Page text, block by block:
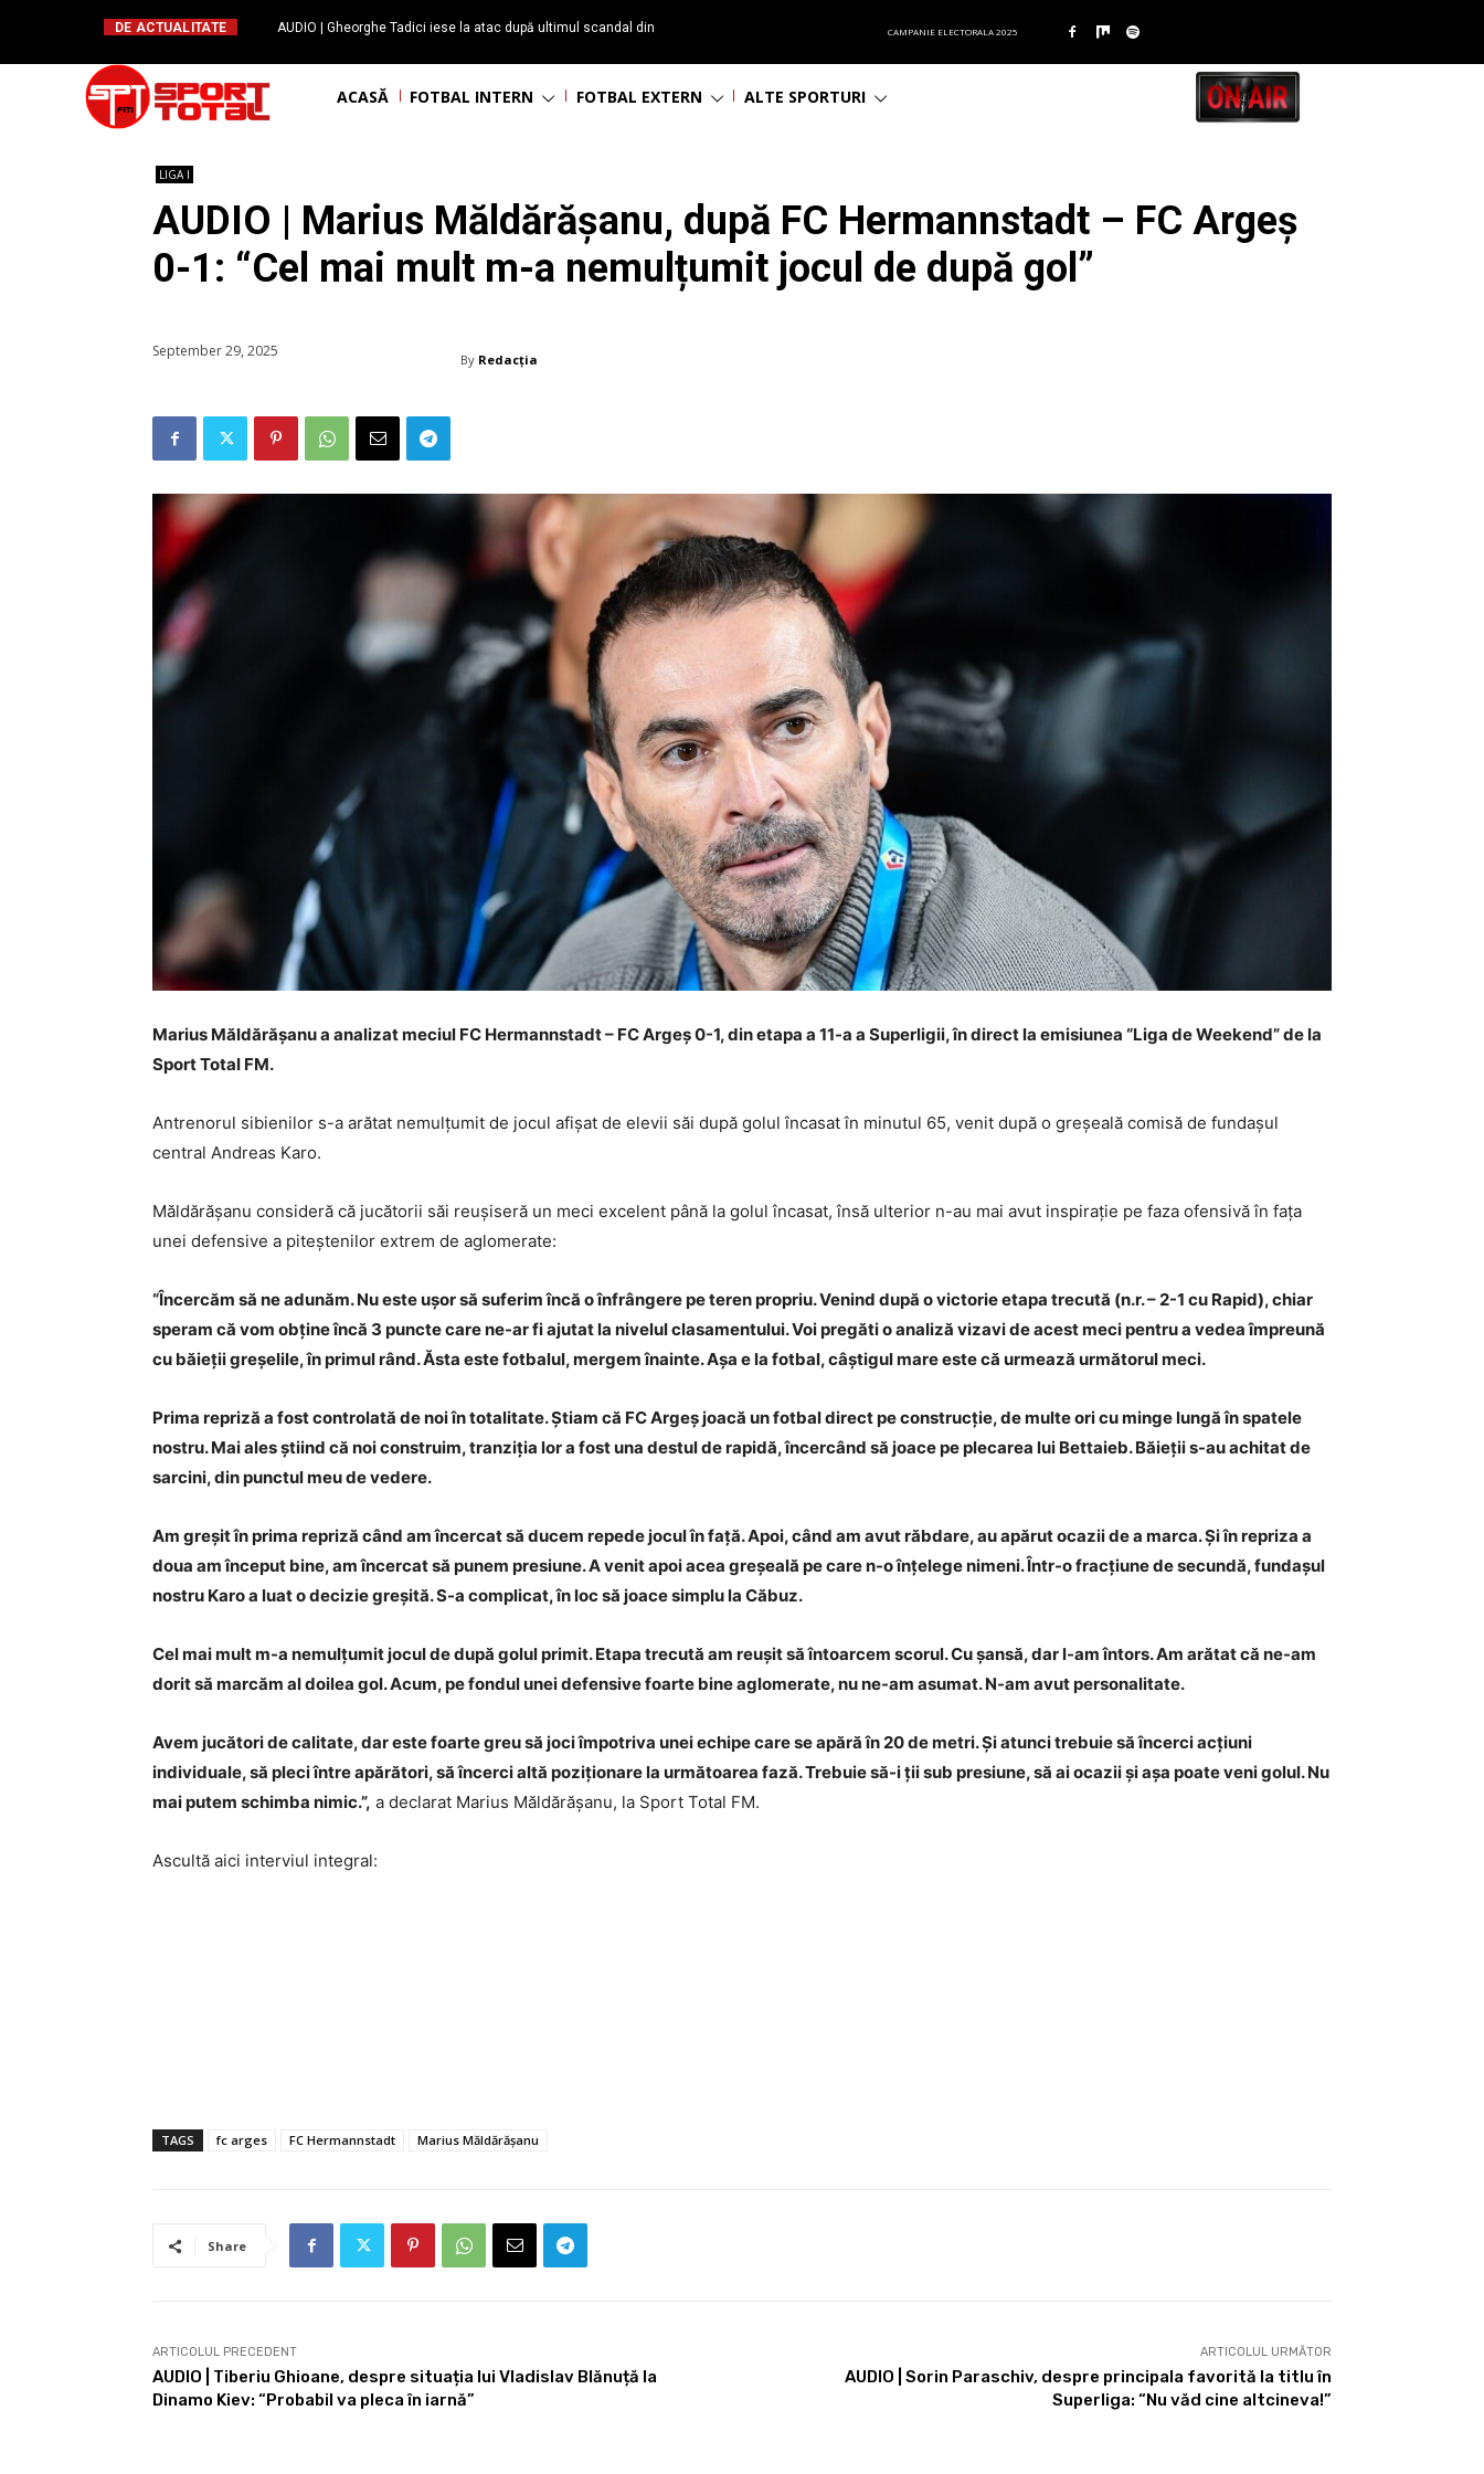
DE ACTUALITATE
AUDIO | Gheorghe Tadici iese la atac după ultimul scandal din
CAMPANIE ELECTORALA 2025
ACASĂ FOTBAL INTERN FOTBAL EXTERN ALTE SPORTURI
LIGA I
AUDIO | Marius Măldărășanu, după FC Hermannstadt – FC Argeș
0-1: “Cel mai mult m-a nemulțumit jocul de după gol”
September 29, 2025 By Redacția
Marius Măldărășanu a analizat meciul FC Hermannstadt – FC Argeș 0-1, din etapa a 11-a a Superligii, în direct la emisiunea “Liga de Weekend” de la
Sport Total FM.
Antrenorul sibienilor s-a arătat nemulțumit de jocul afișat de elevii săi după golul încasat în minutul 65, venit după o greșeală comisă de fundașul
central Andreas Karo.
Măldărășanu consideră că jucătorii săi reușiseră un meci excelent până la golul încasat, însă ulterior n-au mai avut inspirație pe faza ofensivă în fața
unei defensive a piteștenilor extrem de aglomerate:
“Încercăm să ne adunăm. Nu este ușor să suferim încă o înfrângere pe teren propriu. Venind după o victorie etapa trecută (n.r. – 2-1 cu Rapid), chiar
speram că vom obține încă 3 puncte care ne-ar fi ajutat la nivelul clasamentului. Voi pregăti o analiză vizavi de acest meci pentru a vedea împreună
cu băieții greșelile, în primul rând. Ăsta este fotbalul, mergem înainte. Așa e la fotbal, câștigul mare este că urmează următorul meci.
Prima repriză a fost controlată de noi în totalitate. Știam că FC Argeș joacă un fotbal direct pe construcție, de multe ori cu minge lungă în spatele
nostru. Mai ales știind că noi construim, tranziția lor a fost una destul de rapidă, încercând să joace pe plecarea lui Bettaieb. Băieții s-au achitat de
sarcini, din punctul meu de vedere.
Am greșit în prima repriză când am încercat să ducem repede jocul în față. Apoi, când am avut răbdare, au apărut ocazii de a marca. Și în repriza a
doua am început bine, am încercat să punem presiune. A venit apoi acea greșeală pe care n-o înțelege nimeni. Într-o fracțiune de secundă, fundașul
nostru Karo a luat o decizie greșită. S-a complicat, în loc să joace simplu la Căbuz.
Cel mai mult m-a nemulțumit jocul de după golul primit. Etapa trecută am reușit să întoarcem scorul. Cu șansă, dar l-am întors. Am arătat că ne-am
dorit să marcăm al doilea gol. Acum, pe fondul unei defensive foarte bine aglomerate, nu ne-am asumat. N-am avut personalitate.
Avem jucători de calitate, dar este foarte greu să joci împotriva unei echipe care se apără în 20 de metri. Și atunci trebuie să încerci acțiuni
individuale, să pleci între apărători, să încerci altă poziționare la următoarea fază. Trebuie să-i ții sub presiune, să ai ocazii și așa poate veni golul. Nu
mai putem schimba nimic.”, a declarat Marius Măldărășanu, la Sport Total FM.
Ascultă aici interviul integral:
TAGS fc arges FC Hermannstadt Marius Măldărășanu
Share
ARTICOLUL PRECEDENT
AUDIO | Tiberiu Ghioane, despre situația lui Vladislav Blănuță la
Dinamo Kiev: “Probabil va pleca în iarnă”
ARTICOLUL URMĂTOR
AUDIO | Sorin Paraschiv, despre principala favorită la titlu în
Superliga: “Nu văd cine altcineva!”